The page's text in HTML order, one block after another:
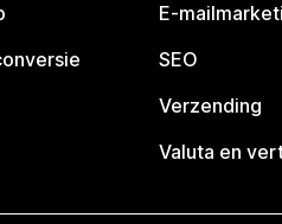
E-
SEO
Verzending
Valuta en